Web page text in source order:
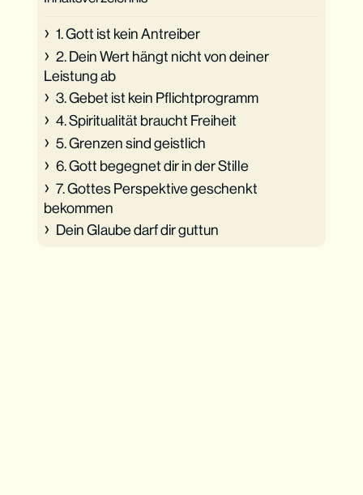
1. Gott ist kein Antreiber
2. Dein Wert hängt nicht von deiner
Leistung ab
3. Gebet ist kein Pflichtprogramm
4. Spiritualität braucht Freiheit
5. Grenzen sind geistlich
6. Gott begegnet dir in der Stille
7. Gottes Perspektive geschenkt
bekommen
Dein Glaube darf dir guttun